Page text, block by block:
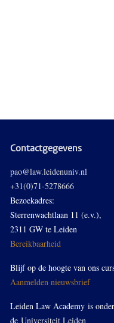
Contactgegevens
pao@law.leidenuniv.nl
+31(0)71-5278666
Bezoekadres:
Sterrenwachtlaan 11 (e.v.),
2311 GW te Leiden
Bereikbaarheid
Blijf op de hoogte van ons
Aanmelden nieuwsbrief
Leiden Law Academy is
de Universiteit Leiden